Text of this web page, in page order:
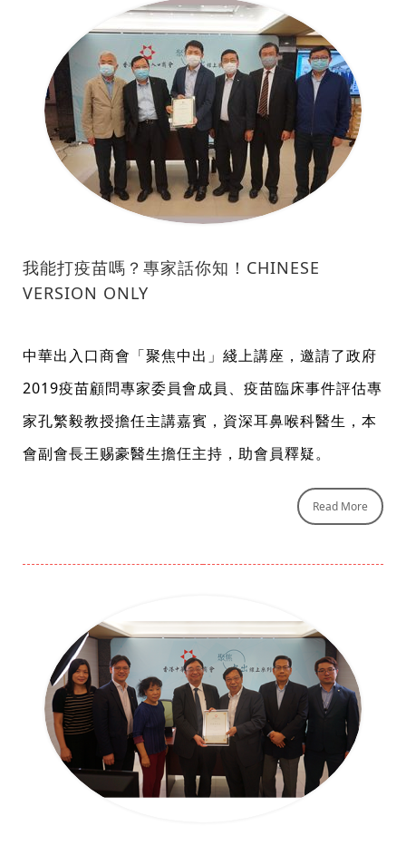
我能打疫苗嗎？專家話你知！CHINESE
VERSION ONLY
中華出入口商會「聚焦中出」綫上講座，邀請了政府
2019疫苗顧問專家委員會成員、疫苗臨床事件評估專
家孔繁毅教授擔任主講嘉賓，資深耳鼻喉科醫生，本
會副會長王赐豪醫生擔仼主持，助會員釋疑。
Read More